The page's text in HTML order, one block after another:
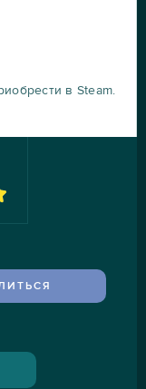
в Steam.